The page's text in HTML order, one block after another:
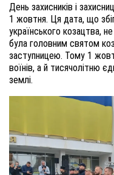
День захисників і
1 жовтня. Ця дата, що
українського козацтва,
була головним святом
заступницею. Тому 1
воїнів, а й тисячолітню
землі.